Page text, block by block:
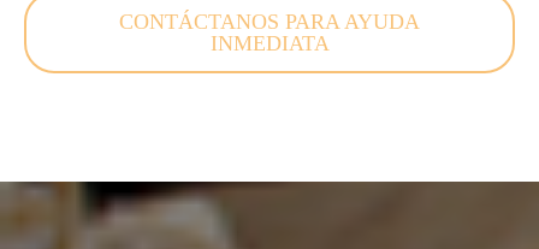
CONTÁCTANOS PARA AYUDA
INMEDIATA